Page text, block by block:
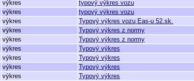
výkres
typový výkres vozu
výkres
typový výkres vozu
výkres
Typový výkres vozu Eas-u 52.sk.
výkres
Typový výkres z normy
výkres
Typový výkres z normy
výkres
Typový výkres
výkres
Typový výkres
výkres
Typový výkres
výkres
Typový výkres